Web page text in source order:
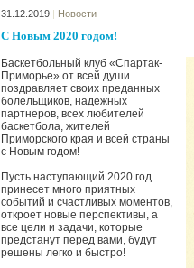
31.12.2019 | Новости
С Новым 2020 годом!
Баскетбольный клуб «Спартак-
Приморье» от всей души
поздравляет своих преданных
болельщиков, надежных
партнеров, всех любителей
баскетбола, жителей
Приморского края и всей страны
с Новым годом!
Пусть наступающий 2020 год
принесет много приятных
событий и счастливых моментов,
откроет новые перспективы, а
все цели и задачи, которые
предстанут перед вами, будут
решены легко и быстро!